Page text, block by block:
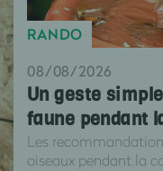
RANDO
08/08/2026
Un geste
faune pendant
Les
oiseaux pendant la